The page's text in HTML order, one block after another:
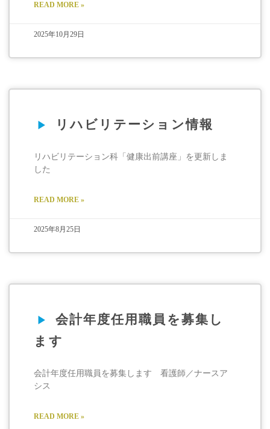
READ MORE »
2025年10月29日
リハビリテーション情報
リハビリテーション科「健康出前講座」を更新しま
した
READ MORE »
2025年8月25日
会計年度任用職員を募集し
ます
会計年度任用職員を募集します 看護師／ナースア
シス
READ MORE »